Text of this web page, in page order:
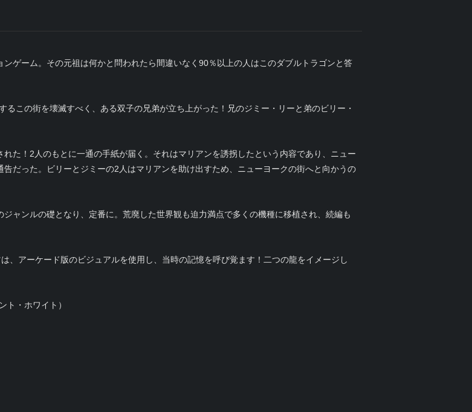
ゲーム。その元祖は何かと問われたら間違いなく90％以上の人はこのダブルトラゴンと答
この街を壊滅すべく、ある双子の兄弟が立ち上がった！兄のジミー・リーと弟のビリー・
た！2人のもとに一通の手紙が届く。それはマリアンを誘拐したという内容であり、ニュー
だった。ビリーとジミーの2人はマリアンを助け出すため、ニューヨークの街へと向かうの
ャンルの礎となり、定番に。荒廃した世界観も迫力満点で多くの機種に移植され、続編も
、アーケード版のビジュアルを使用し、当時の記憶を呼び覚ます！二つの龍をイメージし
・ホワイト）